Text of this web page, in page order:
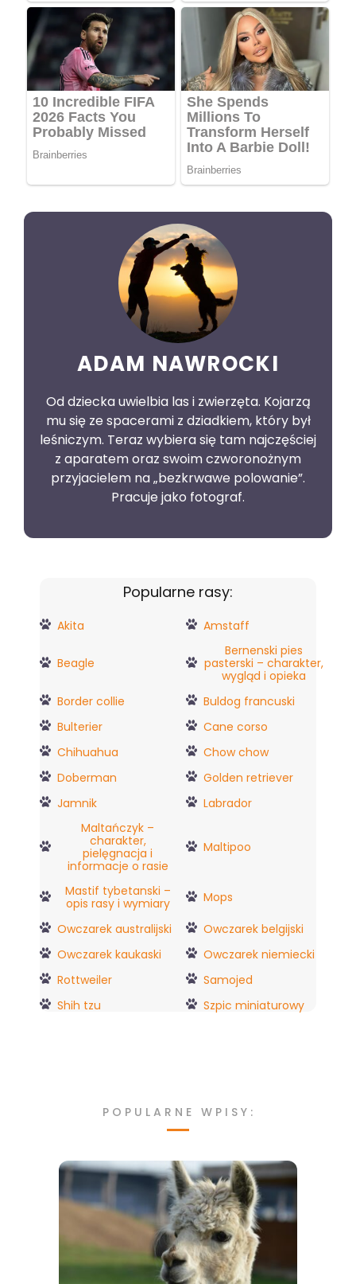
ADAM NAWROCKI
Od dziecka uwielbia las i zwierzęta. Kojarzą
mu się ze spacerami z dziadkiem, który był
leśniczym. Teraz wybiera się tam najczęściej
z aparatem oraz swoim czworonożnym
przyjacielem na „bezkrwawe polowanie”.
Pracuje jako fotograf.
Popularne rasy:
Akita Amstaff
Beagle
Bernenski pies
pasterski – charakter,
wygląd i opieka
Border collie
Buldog francuski
Bulterier
Cane corso
Chihuahua
Chow chow
Doberman
Golden retriever
Jamnik
Labrador
Maltańczyk –
charakter,
pielęgnacja i
informacje o rasie
Maltipoo
Mastif tybetanski –
opis rasy i wymiary
Mops
Owczarek australijski
Owczarek belgijski
Owczarek kaukaski
Owczarek niemiecki
Rottweiler
Samojed
Shih tzu
Szpic miniaturowy
POPULARNE WPISY: